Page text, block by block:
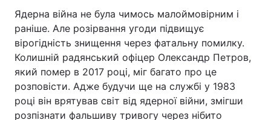
Ядерна війна не була чимось малоймовірним і
раніше. Але розірвання угоди підвищує
вірогідність знищення через фатальну помилку.
Колишній радянський офіцер Олександр Петров,
який помер в 2017 році, міг багато про це
розповісти. Адже будучи ще на службі у 1983
році він врятував світ від ядерної війни, змігши
розпізнати фальшиву тривогу через нібито